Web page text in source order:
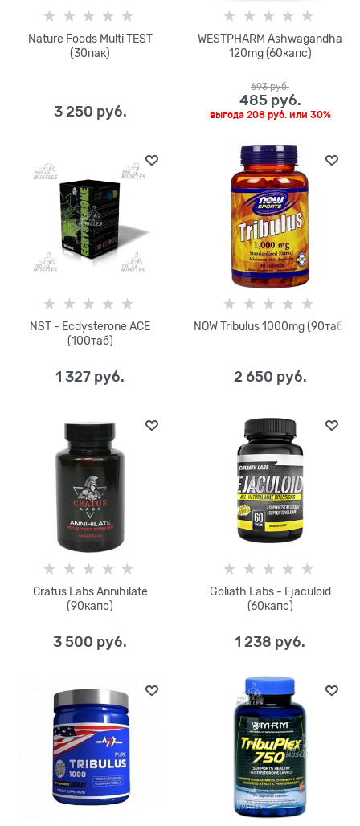
Nature Foods Multi TEST
(30пак)
3 250 руб.
WESTPHARM Ashwagandha
120mg (60капс)
693 руб.
485 руб.
выгода 208 руб.или 30%
NST - Ecdysterone ACE
(100таб)
1 327 руб.
NOW Tribulus 1000mg (90таб)
2 650 руб.
Cratus Labs Annihilate
(90капс)
3 500 руб.
Goliath Labs - Ejaculoid
(60капс)
1 238 руб.